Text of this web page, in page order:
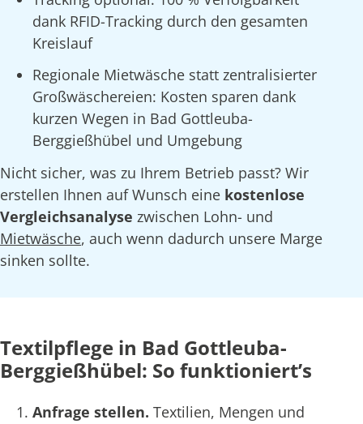
dank RFID-Tracking durch den gesamten
Kreislauf
Regionale Mietwäsche statt zentralisierter
Großwäschereien: Kosten sparen dank
kurzen Wegen in Bad Gottleuba-
Berggießhübel und Umgebung
Nicht sicher, was zu Ihrem Betrieb passt? Wir
erstellen Ihnen auf Wunsch eine kostenlose
Vergleichsanalyse zwischen Lohn- und
Mietwäsche, auch wenn dadurch unsere Marge
sinken sollte.
Textilpflege in Bad Gottleuba-
Berggießhübel: So funktioniert’s
Anfrage stellen. Textilien, Mengen und